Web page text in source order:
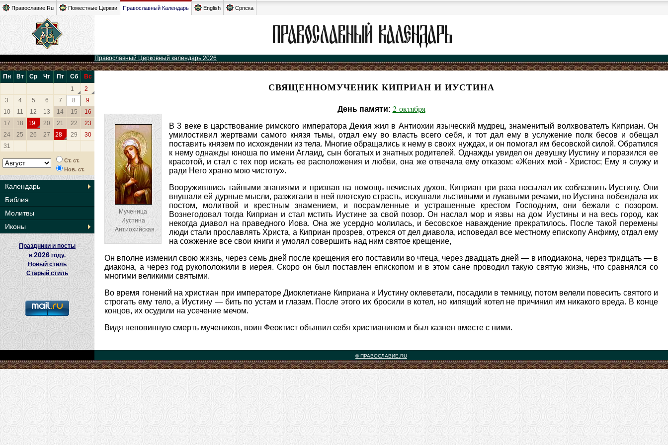
Православие.Ru Поместные Церкви Православный Календарь English Српска
Православный Церковный календарь 2026
Пн Вт Ср Чт Пт Сб
Вс
1
2
3
4 5 6 7 8
9
10
11 12 13 14 15
16
17
18 19 20 21 22
23
24
25 26 27 28 29
30
31
Ст. ст.
Нов. ст.
Календарь
Библия
Молитвы
Иконы
Праздники и посты
в 2026 году.
Новый стиль
Старый стиль
СВЯЩЕННОМУЧЕНИК КИПРИАН И ИУСТИНА
День памяти: 2 октября
Мученица
Иустина
Антиохийская
В 3 веке в царствование римского императора Декия жил в Антиохии языческий мудрец, знаменитый волхвователъ Киприан. Он
умилостивил жертвами самого князя тьмы, отдал ему во власть всего себя, и тот дал ему в услужение полк бесов и обещал
поставить князем по исхождении из тела. Многие обращались к нему в своих нуждах, и он помогал им бесовской силой. Обратился
к нему однажды юноша по имени Аглаид, сын богатых и знатных родителей. Однажды увидел он девушку Иустину и поразился ее
красотой, и стал с тех пор искать ее расположения и любви, она же отвечала ему отказом: «Жених мой - Христос; Ему я служу и
ради Него храню мою чистоту».
Вооружившись тайными знаниями и призвав на помощь нечистых духов, Киприан три раза посылал их соблазнить Иустину. Они
внушали ей дурные мысли, разжигали в ней плотскую страсть, искушали льстивыми и лукавыми речами, но Иустина побеждала их
постом, молитвой и крестным знамением, и посрамленные и устрашенные крестом Господним, они бежали с позором.
Вознегодовал тогда Киприан и стал мстить Иустине за свой позор. Он наслал мор и язвы на дом Иустины и на весь город, как
некогда диавол на праведного Иова. Она же усердно молилась, и бесовское наваждение прекратилось. После такой перемены
люди стали прославлять Христа, а Киприан прозрев, отрекся от дел диавола, исповедал все местному епископу Анфиму, отдал ему
на сожжение все свои книги и умолял совершить над ним святое крещение,
Он вполне изменил свою жизнь, через семь дней после крещения его поставили во чтеца, через двадцать дней — в иподиакона, через тридцать — в
диакона, а через год рукоположили в иерея. Скоро он был поставлен епископом и в этом сане проводил такую святую жизнь, что сравнялся со
многими великими святыми.
Во время гонений на христиан при императоре Диоклетиане Киприана и Иустину оклеветали, посадили в темницу, потом велели повесить святого и
строгать ему тело, а Иустину — бить по устам и глазам. После этого их бросили в котел, но кипящий котел не причинил им никакого вреда. В конце
концов, их осудили на усечение мечом.
Видя неповинную смерть мучеников, воин Феоктист объявил себя христианином и был казнен вместе с ними.
© ПРАВОСЛАВИЕ.RU